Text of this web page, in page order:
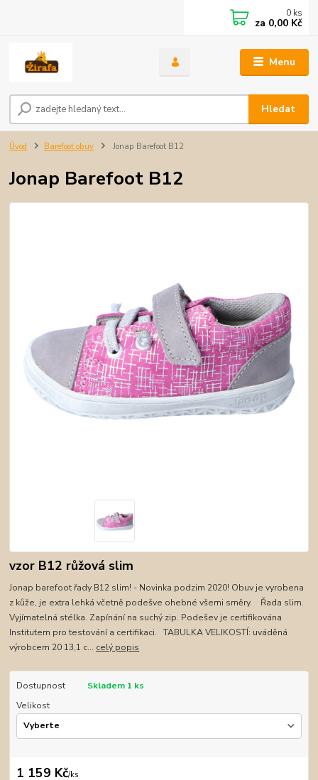
Menu
Hledat
0 ks
za 0,00 Kč
Úvod Barefoot obuv Jonap Barefoot B12
Jonap Barefoot B12
vzor B12 růžová slim
Jonap barefoot řady B12 slim! - Novinka podzim 2020! Obuv je vyrobena
z kůže, je extra lehká včetně podešve ohebné všemi směry. Řada slim.
Vyjímatelná stélka. Zapínání na suchý zip. Podešev je certifikována
Institutem pro testování a certifikaci. TABULKA VELIKOSTÍ: uváděná
výrobcem 20 13,1 c... celý popis
Dostupnost
Skladem 1 ks
Velikost
1 159 Kč/ks